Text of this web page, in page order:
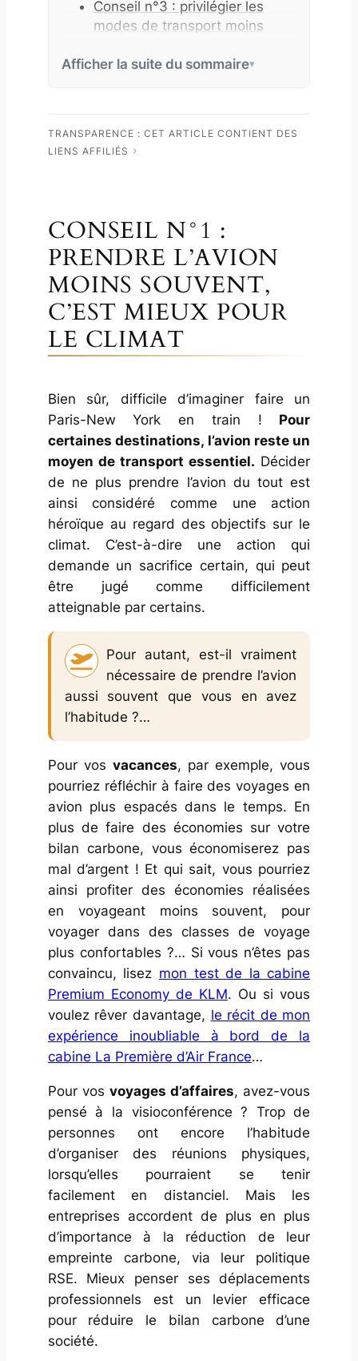
Conseil n°3 : privilégier les
modes de transport moins
de nuit
vols directs et des avions
modernes
Pour aller plus loin…
Afficher la suite du sommaire
TRANSPARENCE : CET ARTICLE CONTIENT DES
LIENS AFFILIÉS
CONSEIL N°1 :
PRENDRE L’AVION
MOINS SOUVENT,
C’EST MIEUX POUR
LE CLIMAT
Bien sûr, difficile d’imaginer faire un
Paris-New York en train ! Pour
certaines destinations, l’avion reste un
moyen de transport essentiel. Décider
de ne plus prendre l’avion du tout est
ainsi considéré comme une action
héroïque au regard des objectifs sur le
climat. C’est-à-dire une action qui
demande un sacrifice certain, qui peut
être jugé comme difficilement
atteignable par certains.
Pour autant, est-il vraiment
nécessaire de prendre l’avion
aussi souvent que vous en avez
l’habitude ?…
Pour vos vacances, par exemple, vous
pourriez réfléchir à faire des voyages en
avion plus espacés dans le temps. En
plus de faire des économies sur votre
bilan carbone, vous économiserez pas
mal d’argent ! Et qui sait, vous pourriez
ainsi profiter des économies réalisées
en voyageant moins souvent, pour
voyager dans des classes de voyage
plus confortables ?… Si vous n’êtes pas
convaincu, lisez mon test de la cabine
Premium Economy de KLM. Ou si vous
voulez rêver davantage, le récit de mon
expérience inoubliable à bord de la
cabine La Première d’Air France…
Pour vos voyages d’affaires, avez-vous
pensé à la visioconférence ? Trop de
personnes ont encore l’habitude
d’organiser des réunions physiques,
lorsqu’elles pourraient se tenir
facilement en distanciel. Mais les
entreprises accordent de plus en plus
d’importance à la réduction de leur
empreinte carbone, via leur politique
RSE. Mieux penser ses déplacements
professionnels est un levier efficace
pour réduire le bilan carbone d’une
société.